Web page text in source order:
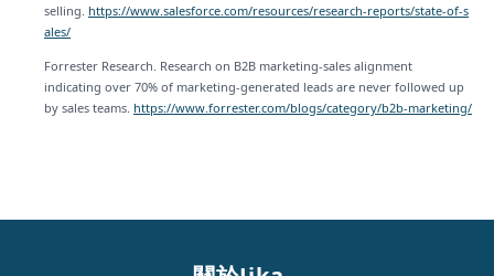
selling. https://www.salesforce.com/resources/research-reports/state-of-s
ales/
Forrester Research. Research on B2B marketing-sales alignment
indicating over 70% of marketing-generated leads are never followed up
by sales teams. https://www.forrester.com/blogs/category/b2b-marketing/